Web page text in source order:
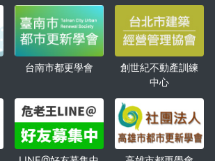
台南市都更學會
創世紀不動產訓練
中心